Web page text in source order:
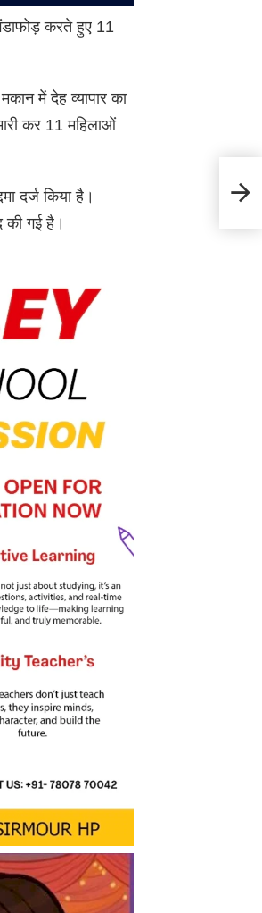
करते हुए 11
में देह व्यापार का
कर 11 महिलाओं
दर्ज किया है।
की गई है।